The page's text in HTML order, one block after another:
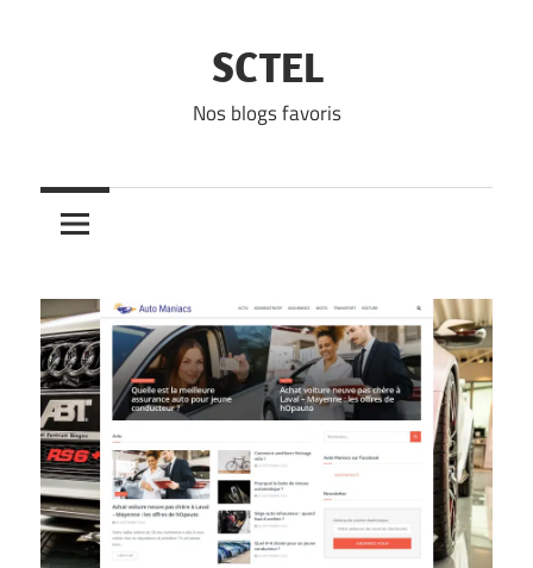
SCTEL
Nos blogs favoris